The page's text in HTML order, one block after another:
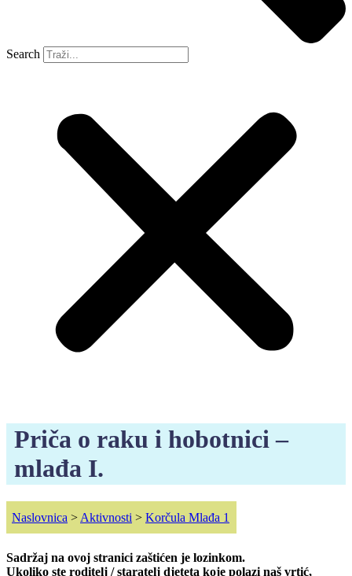
Search
Priča o raku i hobotnici –
mlađa I.
Naslovnica > Aktivnosti > Korčula Mlađa 1
Sadržaj na ovoj stranici zaštićen je lozinkom.
Ukoliko ste roditelj / staratelj djeteta koje polazi naš vrtić,